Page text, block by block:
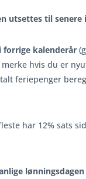
utsettes til senere
forrige kalenderår
hvis du er
feriepenger
har 12% sats